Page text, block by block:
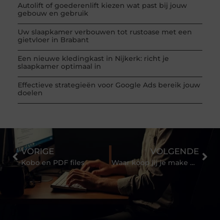
Autolift of goederenlift kiezen wat past bij jouw
gebouw en gebruik
Uw slaapkamer verbouwen tot rustoase met een
gietvloer in Brabant
Een nieuwe kledingkast in Nijkerk: richt je
slaapkamer optimaal in
Effectieve strategieën voor Google Ads bereik jouw
doelen
VORIGE
Kobo en PDF files
VOLGENDE
Waar koop jij je make up?